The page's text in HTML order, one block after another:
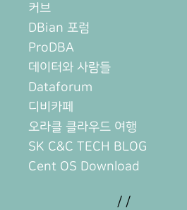
커브
DBian 포럼
ProDBA
데이터와 사람들
Dataforum
디비카페
오라클 클라우드 여행
SK C&C TECH BLOG
Cent OS Download
/ /